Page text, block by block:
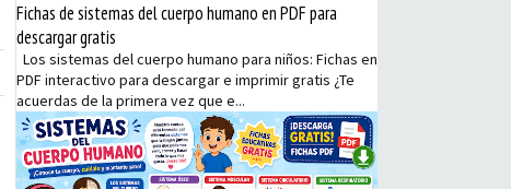
Fichas de sistemas del cuerpo humano en PDF para
descargar gratis
Los sistemas del cuerpo humano para niños: Fichas en
PDF interactivo para descargar e imprimir gratis ¿Te
acuerdas de la primera vez que e...